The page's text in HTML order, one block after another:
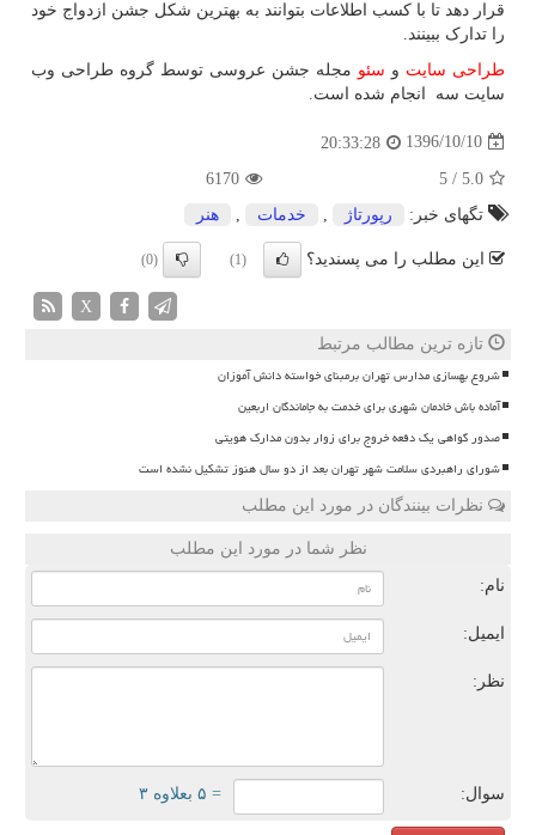
قرار دهد تا با کسب اطلاعات بتوانند به بهترین شکل جشن ازدواج خود
را تدارک ببینند.
طراحی سایت و سئو مجله جشن عروسی توسط گروه طراحی وب
سایت سه انجام شده است.
1396/10/10
20:33:28
5.0
/
5
6170
تگهای خبر:
رپورتاژ خدمات هنر
این مطلب را می پسندید؟ (1)
(0)
X
تازه ترین مطالب مرتبط
شروع بهسازی مدارس تهران برمبنای خواسته دانش آموزان
آماده باش خادمان شهری برای خدمت به جاماندگان اربعین
صدور گواهی یک دفعه خروج برای زوار بدون مدارک هویتی
شورای راهبردی سلامت شهر تهران بعد از دو سال هنوز تشکیل نشده است
نظرات بینندگان در مورد این مطلب
نظر شما در مورد این مطلب
نام:
ایمیل:
نظر:
سوال: = ۵ بعلاوه ۳